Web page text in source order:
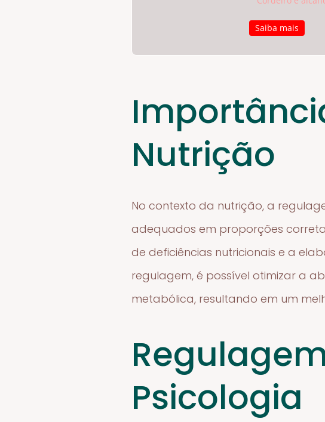
Saiba mais
Nutrição
No contexto da nutrição, a
adequados em proporções
de deficiências nutricionais e a
regulagem, é possível otimizar a
metabólica, resultando em um
Psicologia